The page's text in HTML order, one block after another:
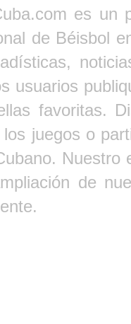
es un
de Béisbol
usuarios
favoritas.
los juegos o
Nuestro
de